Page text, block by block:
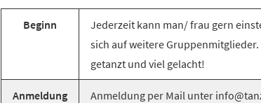
Beginn
Jederzeit kann man/ frau gern
sich auf weitere
getanzt und viel gelacht!
Anmeldung
Anmeldung per Mail unter